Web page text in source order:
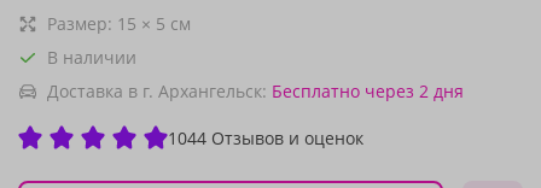
Размер: 15 × 5 см
В наличии
Доставка в г. Архангельск: Бесплатно через 2 дня
1044 Отзывов и оценок